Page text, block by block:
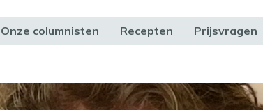
Onze columnisten Recepten Prijsvragen